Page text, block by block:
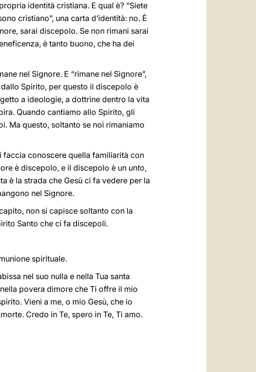
identità cristiana. E qual è? “Siete
cristiano”, una carta d’identità: no. È
sarai discepolo. Se non rimani sarai
è tanto buono, che ha dei
nel Signore. E “rimane nel Signore”,
Spirito, per questo il discepolo è
a ideologie, a dottrine dentro la vita
Quando cantiamo allo Spirito, gli
Ma questo, soltanto se noi rimaniamo
faccia conoscere quella familiarità con
è discepolo, e il discepolo è un unto,
è la strada che Gesù ci fa vedere per la
nel Signore.
non si capisce soltanto con la
Santo che ci fa discepoli.
spirituale.
nel suo nulla e nella Tua santa
povera dimore che Ti offre il mio
Vieni a me, o mio Gesù, che io
Credo in Te, spero in Te, Ti amo.